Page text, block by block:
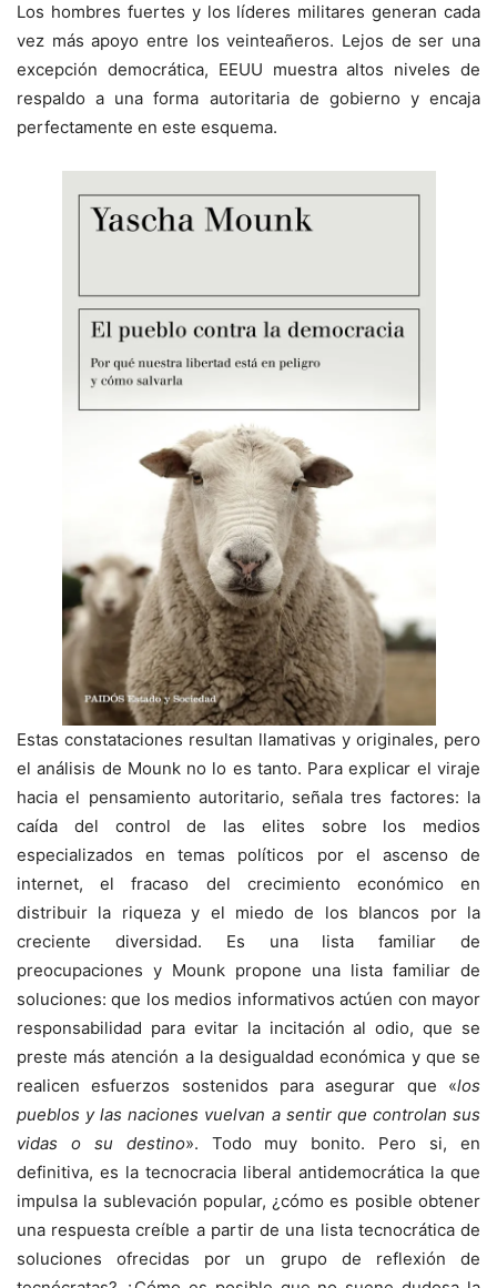
Los hombres fuertes y los líderes militares generan cada
vez más apoyo entre los veinteañeros. Lejos de ser una
excepción democrática, EEUU muestra altos niveles de
respaldo a una forma autoritaria de gobierno y encaja
perfectamente en este esquema.
Estas constataciones resultan llamativas y originales, pero
el análisis de Mounk no lo es tanto. Para explicar el viraje
hacia el pensamiento autoritario, señala tres factores: la
caída del control de las elites sobre los medios
especializados en temas políticos por el ascenso de
internet, el fracaso del crecimiento económico en
distribuir la riqueza y el miedo de los blancos por la
creciente diversidad. Es una lista familiar de
preocupaciones y Mounk propone una lista familiar de
soluciones: que los medios informativos actúen con mayor
responsabilidad para evitar la incitación al odio, que se
preste más atención a la desigualdad económica y que se
realicen esfuerzos sostenidos para asegurar que «los
pueblos y las naciones vuelvan a sentir que controlan sus
vidas o su destino». Todo muy bonito. Pero si, en
definitiva, es la tecnocracia liberal antidemocrática la que
impulsa la sublevación popular, ¿cómo es posible obtener
una respuesta creíble a partir de una lista tecnocrática de
soluciones ofrecidas por un grupo de reflexión de